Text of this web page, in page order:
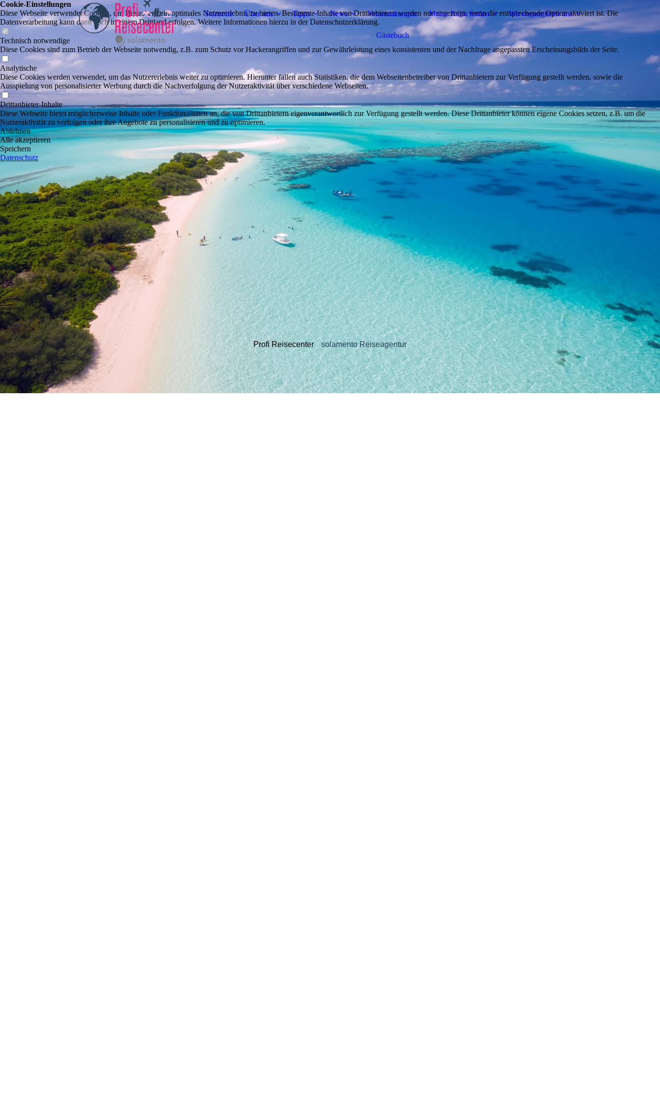
Startseite Über uns Tipps News Veranstaltungen Meine Reise finden Wir engangieren uns
Gästebuch
Profi Reisecenter solamento Reiseagentur
Cookie-Einstellungen
Diese Webseite verwendet Cookies, um Besuchern ein optimales Nutzererlebnis zu bieten. Bestimmte Inhalte von Drittanbietern werden nur angezeigt, wenn die entsprechende Option aktiviert ist. Die
Datenverarbeitung kann dann auch in einem Drittland erfolgen. Weitere Informationen hierzu in der Datenschutzerklärung.
Technisch notwendige
Diese Cookies sind zum Betrieb der Webseite notwendig, z.B. zum Schutz vor Hackerangriffen und zur Gewährleistung eines konsistenten und der Nachfrage angepassten Erscheinungsbilds der Seite.
Analytische
Diese Cookies werden verwendet, um das Nutzererlebnis weiter zu optimieren. Hierunter fallen auch Statistiken, die dem Webseitenbetreiber von Drittanbietern zur Verfügung gestellt werden, sowie die
Ausspielung von personalisierter Werbung durch die Nachverfolgung der Nutzeraktivität über verschiedene Webseiten.
Drittanbieter-Inhalte
Diese Webseite bietet möglicherweise Inhalte oder Funktionalitäten an, die von Drittanbietern eigenverantwortlich zur Verfügung gestellt werden. Diese Drittanbieter können eigene Cookies setzen, z.B. um die
Nutzeraktivität zu verfolgen oder ihre Angebote zu personalisieren und zu optimieren.
Ablehnen
Alle akzeptieren
Speichern
Datenschutz